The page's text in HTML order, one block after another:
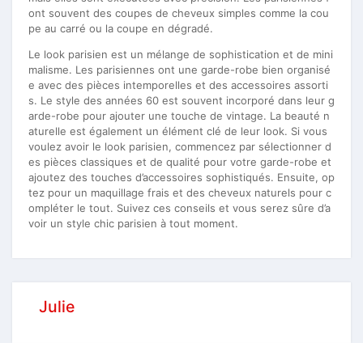
ont souvent des coupes de cheveux simples comme la cou
pe au carré ou la coupe en dégradé.
Le look parisien est un mélange de sophistication et de mini
malisme. Les parisiennes ont une garde-robe bien organisé
e avec des pièces intemporelles et des accessoires assorti
s. Le style des années 60 est souvent incorporé dans leur g
arde-robe pour ajouter une touche de vintage. La beauté n
aturelle est également un élément clé de leur look. Si vous
voulez avoir le look parisien, commencez par sélectionner d
es pièces classiques et de qualité pour votre garde-robe et
ajoutez des touches d’accessoires sophistiqués. Ensuite, op
tez pour un maquillage frais et des cheveux naturels pour c
ompléter le tout. Suivez ces conseils et vous serez sûre d’a
voir un style chic parisien à tout moment.
Julie